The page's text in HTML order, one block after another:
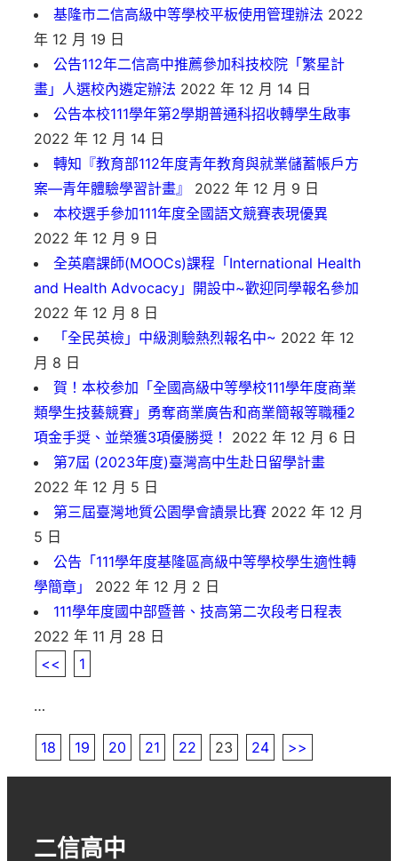
基隆市二信高級中等學校平板使用管理辦法 2022
年 12 月 19 日
公告112年二信高中推薦參加科技校院「繁星計
畫」人選校內遴定辦法 2022 年 12 月 14 日
公告本校111學年第2學期普通科招收轉學生啟事
2022 年 12 月 14 日
轉知『教育部112年度青年教育與就業儲蓄帳戶方
案—青年體驗學習計畫』
2022 年 12 月 9 日
本校選手參加111年度全國語文競賽表現優異
2022 年 12 月 9 日
全英磨課師(MOOCs)課程「International Health
and Health Advocacy」開設中~歡迎同學報名參加
2022 年 12 月 8 日
「全民英檢」中級測驗熱烈報名中~ 2022 年 12
月 8 日
賀！本校参加「全國高級中等學校111學年度商業
類學生技藝競賽」勇奪商業廣告和商業簡報等職種2
項金手奨、並榮獲3項優勝奨！
2022 年 12 月 6 日
第7屆 (2023年度)臺灣高中生赴日留學計畫
2022 年 12 月 5 日
第三屆臺灣地質公園學會讀景比賽 2022 年 12 月
5 日
公告「111學年度基隆區高級中等學校學生適性轉
學簡章」
2022 年 12 月 2 日
111學年度國中部暨普、技高第二次段考日程表
2022 年 11 月 28 日
<<
1
…
18 19 20 21 22 23 24 >>
二信高中